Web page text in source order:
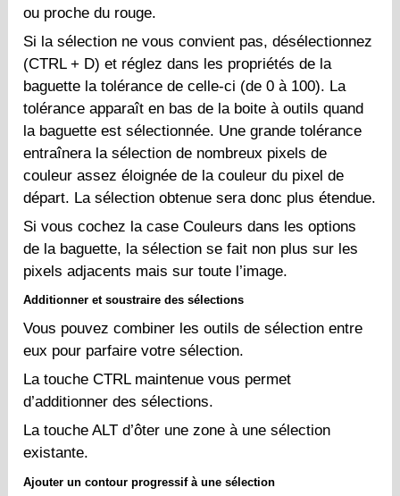
ou proche du rouge.
Si la sélection ne vous convient pas, désélectionnez
(CTRL + D) et réglez dans les propriétés de la
baguette la tolérance de celle-ci (de 0 à 100). La
tolérance apparaît en bas de la boite à outils quand
la baguette est sélectionnée. Une grande tolérance
entraînera la sélection de nombreux pixels de
couleur assez éloignée de la couleur du pixel de
départ. La sélection obtenue sera donc plus étendue.
Si vous cochez la case Couleurs dans les options
de la baguette, la sélection se fait non plus sur les
pixels adjacents mais sur toute l’image.
Additionner et soustraire des sélections
Vous pouvez combiner les outils de sélection entre
eux pour parfaire votre sélection.
La touche CTRL maintenue vous permet
d’additionner des sélections.
La touche ALT d’ôter une zone à une sélection
existante.
Ajouter un contour progressif à une sélection